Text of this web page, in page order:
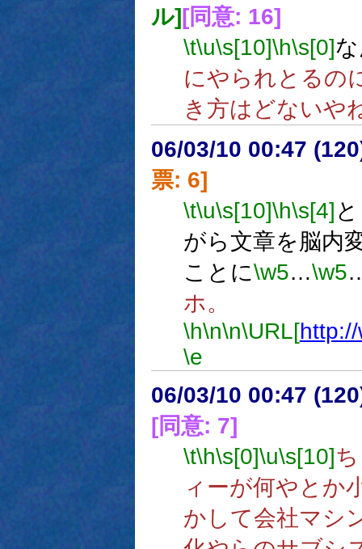
ル][同意: 16]
\t\u\s[10]\h\s[0]
にやられとるの
き方はどないや
06/03/10 00:47
票: 6]
\t\u\s[10]\h\s[4]
がら文章を脳内
ことに\w5…\w5
ホ。
\h\n\n\URL[
\e
06/03/10 00:47
[同意: 7]
\t\h\s[0]\u\s[10]
ィーが何やとか
かして会社マシ